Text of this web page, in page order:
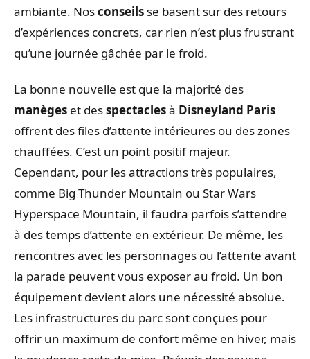
ambiante. Nosconseils se basent sur des retours
d’expériences concrets, car rien n’est plus frustrant
qu’une journée gâchée par le froid.
La bonne nouvelle est que la majorité des
manèges et desspectaclesà Disneyland Paris
offrent des files d’attente intérieures ou des zones
chauffées. C’est un point positif majeur.
Cependant, pour les attractions très populaires,
comme Big Thunder Mountain ou Star Wars
Hyperspace Mountain, il faudra parfois s’attendre
à des temps d’attente en extérieur. De même, les
rencontres avec les personnages ou l’attente avant
la parade peuvent vous exposer au froid. Un bon
équipement devient alors une nécessité absolue.
Les infrastructures du parc sont conçues pour
offrir un maximum de confort même en hiver, mais